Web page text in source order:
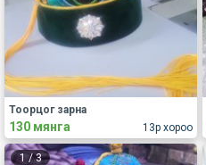
13р хороо
Тоорцог зарна
130 мянга
1 /3